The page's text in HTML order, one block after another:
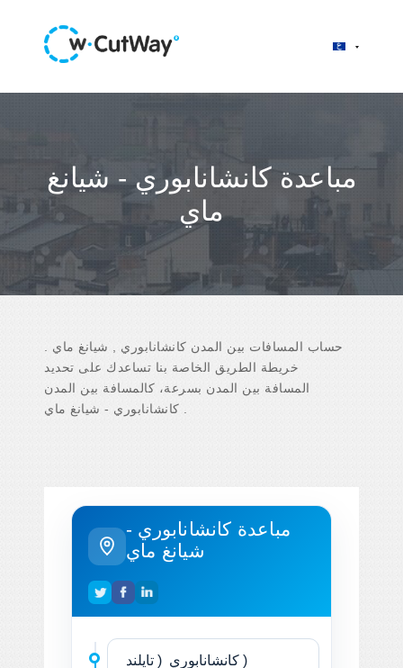
مباعدة كانشانابوري - شيانغ
ماي
حساب المسافات بين المدن كانشانابوري , شيانغ ماي .
خريطة الطريق الخاصة بنا تساعدك على تحديد
المسافة بين المدن بسرعة، كالمسافة بين المدن
مباعدة كانشانابوري -
شيانغ ماي